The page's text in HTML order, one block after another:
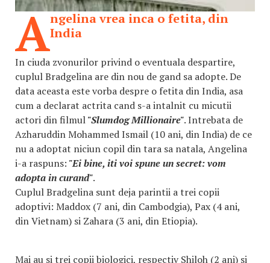
Angelina vrea inca o fetita, din
India
In ciuda zvonurilor privind o eventuala despartire,
cuplul Bradgelina are din nou de gand sa adopte. De
data aceasta este vorba despre o fetita din India, asa
cum a declarat actrita cand s-a intalnit cu micutii
actori din filmul"Slumdog Millionaire". Intrebata de
Azharuddin Mohammed Ismail (10 ani, din India) de ce
nu a adoptat niciun copil din tara sa natala, Angelina
i-a raspuns: "Ei bine, iti voi spune un secret: vom
adopta in curand".
Cuplul Bradgelina sunt deja parintii a trei copii
adoptivi: Maddox (7 ani, din Cambodgia), Pax (4 ani,
din Vietnam) si Zahara (3 ani, din Etiopia).
Mai au si trei copii biologici, respectiv Shiloh (2 ani) si